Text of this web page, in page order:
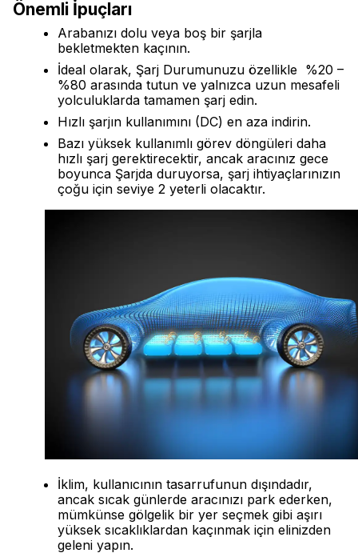
Önemli İpuçları
Arabanızı dolu veya boş bir şarjla
bekletmekten kaçının.
İdeal olarak, Şarj Durumunuzu özellikle %20 –
%80 arasında tutun ve yalnızca uzun mesafeli
yolculuklarda tamamen şarj edin.
Hızlı şarjın kullanımını (DC) en aza indirin.
Bazı yüksek kullanımlı görev döngüleri daha
hızlı şarj gerektirecektir, ancak aracınız gece
boyunca Şarjda duruyorsa, şarj ihtiyaçlarınızın
çoğu için seviye 2 yeterli olacaktır.
İklim, kullanıcının tasarrufunun dışındadır,
ancak sıcak günlerde aracınızı park ederken,
mümkünse gölgelik bir yer seçmek gibi aşırı
yüksek sıcaklıklardan kaçınmak için elinizden
geleni yapın.